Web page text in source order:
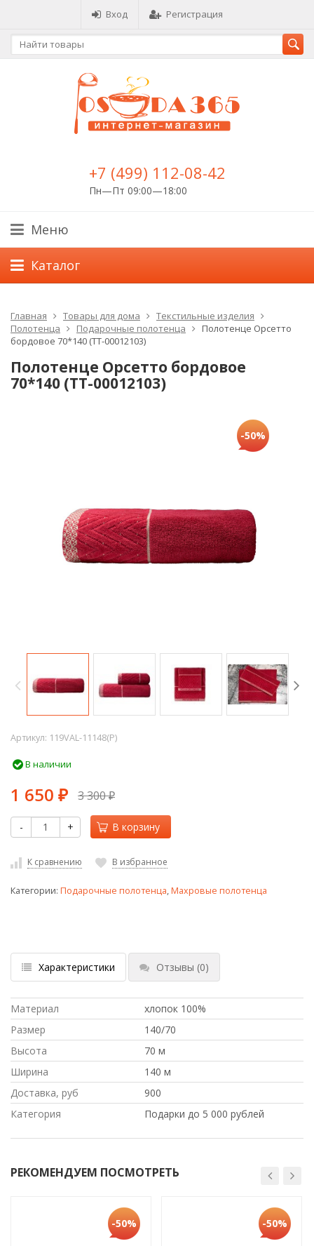
Вход Регистрация
+7 (499) 112-08-42
Пн—Пт 09:00—18:00
Меню
Каталог
Главная Товары для дома
Текстильные изделия
Полотенца
Подарочные полотенца
Полотенце Орсетто
бордовое 70*140 (TT-00012103)
Полотенце Орсетто бордовое
70*140 (TT-00012103)
-50%
Артикул: 119VAL-11148(P)
В наличии
1 650 ₽ 3 300₽
- + В корзину
К сравнению В избранное
Категории: Подарочные полотенца,Махровые полотенца
Характеристики Отзывы (0)
Материал
хлопок 100%
Размер
140/70
Высота
70 м
Ширина
140 м
Доставка, руб
900
Категория
Подарки до 5 000 рублей
РЕКОМЕНДУЕМ ПОСМОТРЕТЬ
-50% -50%